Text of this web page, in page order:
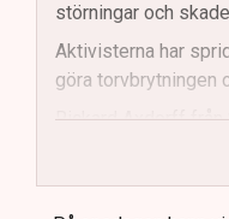
störningar och
Aktivisterna har
göra torvbrytningen
Rickard Axdorff från
stort ekonomiskt
Dialogpolisen på